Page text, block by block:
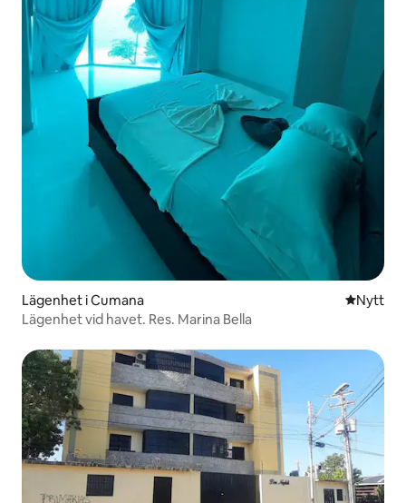
Lägenhet i Cumana NyttNytt
Lägenhet vid havet. Res. Marina Bella